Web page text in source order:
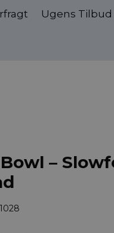
Ugens Tilbud
–